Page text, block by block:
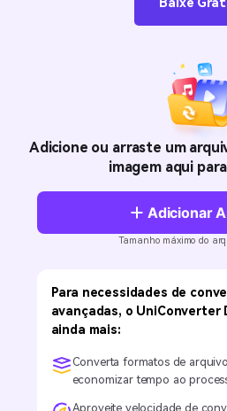
Usuários
de até 20% DESC.
Usuários de Redes Sociais
MAIS SOLUÇÕES
Todas as informações que você
Assista ao tutorial em vídeo para
Especificaciones Técnicas
Uma lista de todos os formatos,
suportados pelo UniConverter.
O que há de novo?
Baixe
Adicione ou arraste um
imagem aqui
Adicionar
Tamanho máximo do
Para necessidades de
avançadas, o UniConverter
ainda mais:
Converta formatos de
economizar tempo ao
Aproveite velocidade de